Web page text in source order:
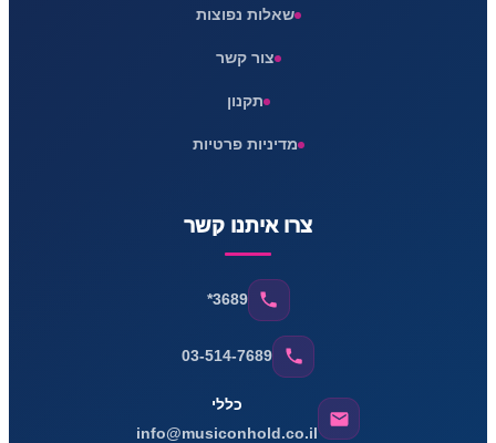
שאלות נפוצות
צור קשר
תקנון
מדיניות פרטיות
צרו איתנו קשר
*3689
03-514-7689
כללי
info@musiconhold.co.il